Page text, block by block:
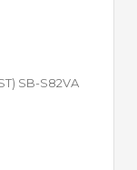
SB-S82VA